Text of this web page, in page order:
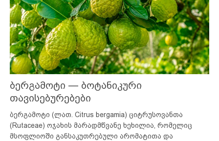
ბერგამოტი — ბოტანიკური
თავისებურებები
ბერგამოტი (ლათ. Citrus bergamia) ციტრუსოვანთა
(Rutaceae) ოჯახის მარადმწვანე ხეხილია, რომელიც
მსოფლიოში განსაკუთრებული არომატითა და